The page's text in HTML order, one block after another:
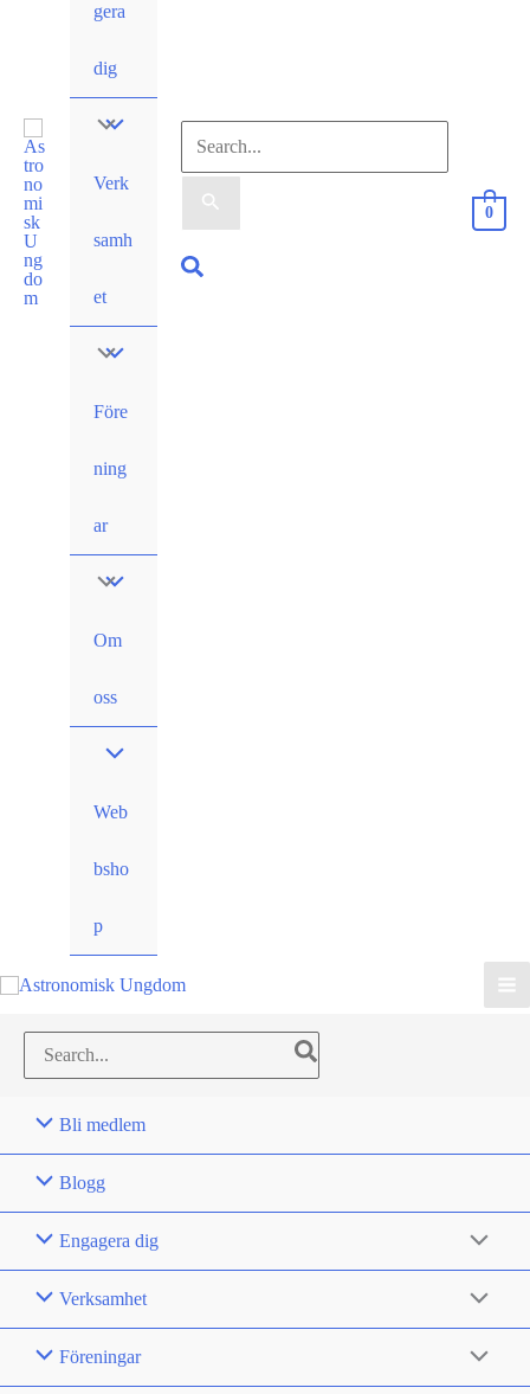
gera
dig
Verk
samh
et
Före
ning
ar
Om
oss
Web
bsho
p
Sök
efter:
Sök
0
Search
for:
Bli medlem
Blogg
Engagera dig
Verksamhet
Föreningar